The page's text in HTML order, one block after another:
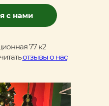
с нами
77 к2
отзывы о нас